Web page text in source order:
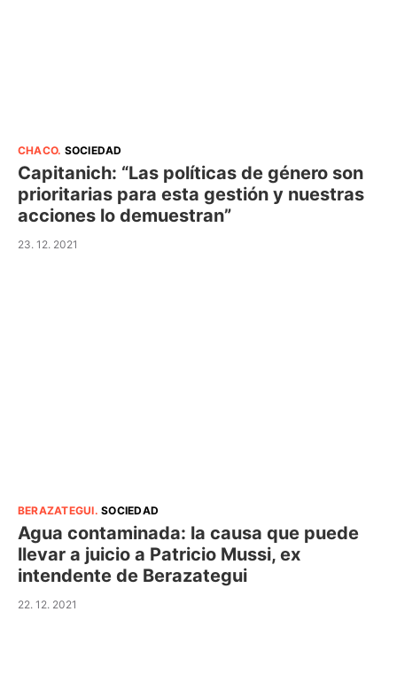
CHACO. SOCIEDAD
Capitanich: “Las políticas de género son
prioritarias para esta gestión y nuestras
acciones lo demuestran”
23. 12. 2021
BERAZATEGUI.SOCIEDAD
Agua contaminada: la causa que puede
llevar a juicio a Patricio Mussi, ex
intendente de Berazategui
22. 12. 2021